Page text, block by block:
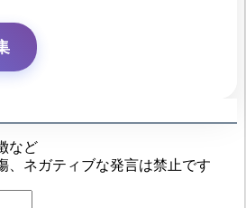
など
、ネガティブな発言は禁止です